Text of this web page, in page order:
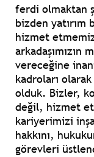
ferdi olmaktan
bizden yatırım
hizmet
vereceğine
kadroları
olduk. Bizler,
değil, hizmet
kariyerimizi
hakkını,
görevleri